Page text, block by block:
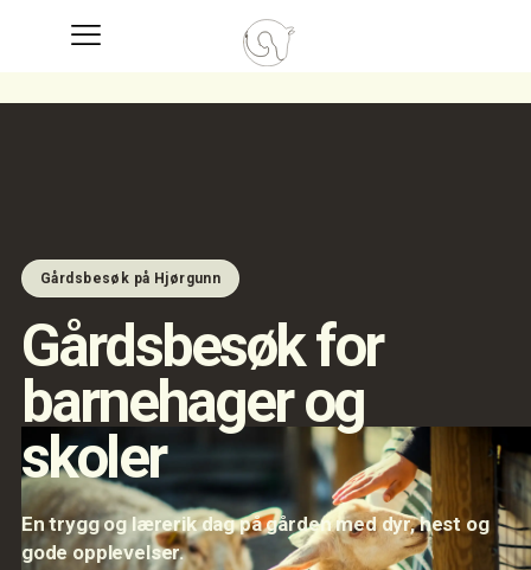
Gårdsbesøk på Hjørgunn
Gårdsbesøk for
barnehager og
skoler
En trygg og lærerik dag på gården med dyr, hest og
gode opplevelser.